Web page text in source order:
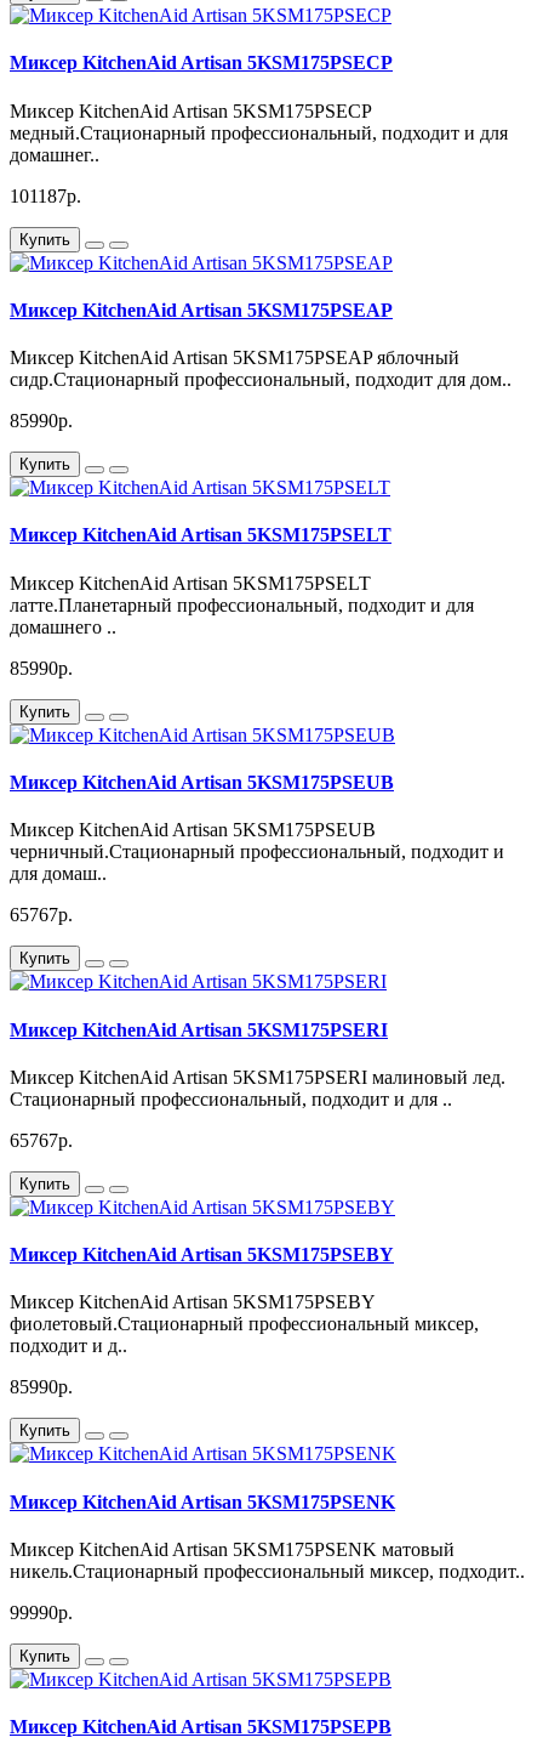
Миксер KitchenAid Artisan 5KSM175PSECP
Миксер KitchenAid Artisan 5KSM175PSECP
медный.Стационарный профессиональный, подходит и для
домашнег..
101187р.
Купить
Миксер KitchenAid Artisan 5KSM175PSEAP
Миксер KitchenAid Artisan 5KSM175PSEAP яблочный
сидр.Стационарный профессиональный, подходит для дом..
85990р.
Купить
Миксер KitchenAid Artisan 5KSM175PSELT
Миксер KitchenAid Artisan 5KSM175PSELT
латте.Планетарный профессиональный, подходит и для
домашнего ..
85990р.
Купить
Миксер KitchenAid Artisan 5KSM175PSEUB
Миксер KitchenAid Artisan 5KSM175PSEUB
черничный.Стационарный профессиональный, подходит и
для домаш..
65767р.
Купить
Миксер KitchenAid Artisan 5KSM175PSERI
Миксер KitchenAid Artisan 5KSM175PSERI малиновый лед.
Стационарный профессиональный, подходит и для ..
65767р.
Купить
Миксер KitchenAid Artisan 5KSM175PSEBY
Миксер KitchenAid Artisan 5KSM175PSEBY
фиолетовый.Стационарный профессиональный миксер,
подходит и д..
85990р.
Купить
Миксер KitchenAid Artisan 5KSM175PSENK
Миксер KitchenAid Artisan 5KSM175PSENK матовый
никель.Стационарный профессиональный миксер, подходит..
99990р.
Купить
Миксер KitchenAid Artisan 5KSM175PSEPB